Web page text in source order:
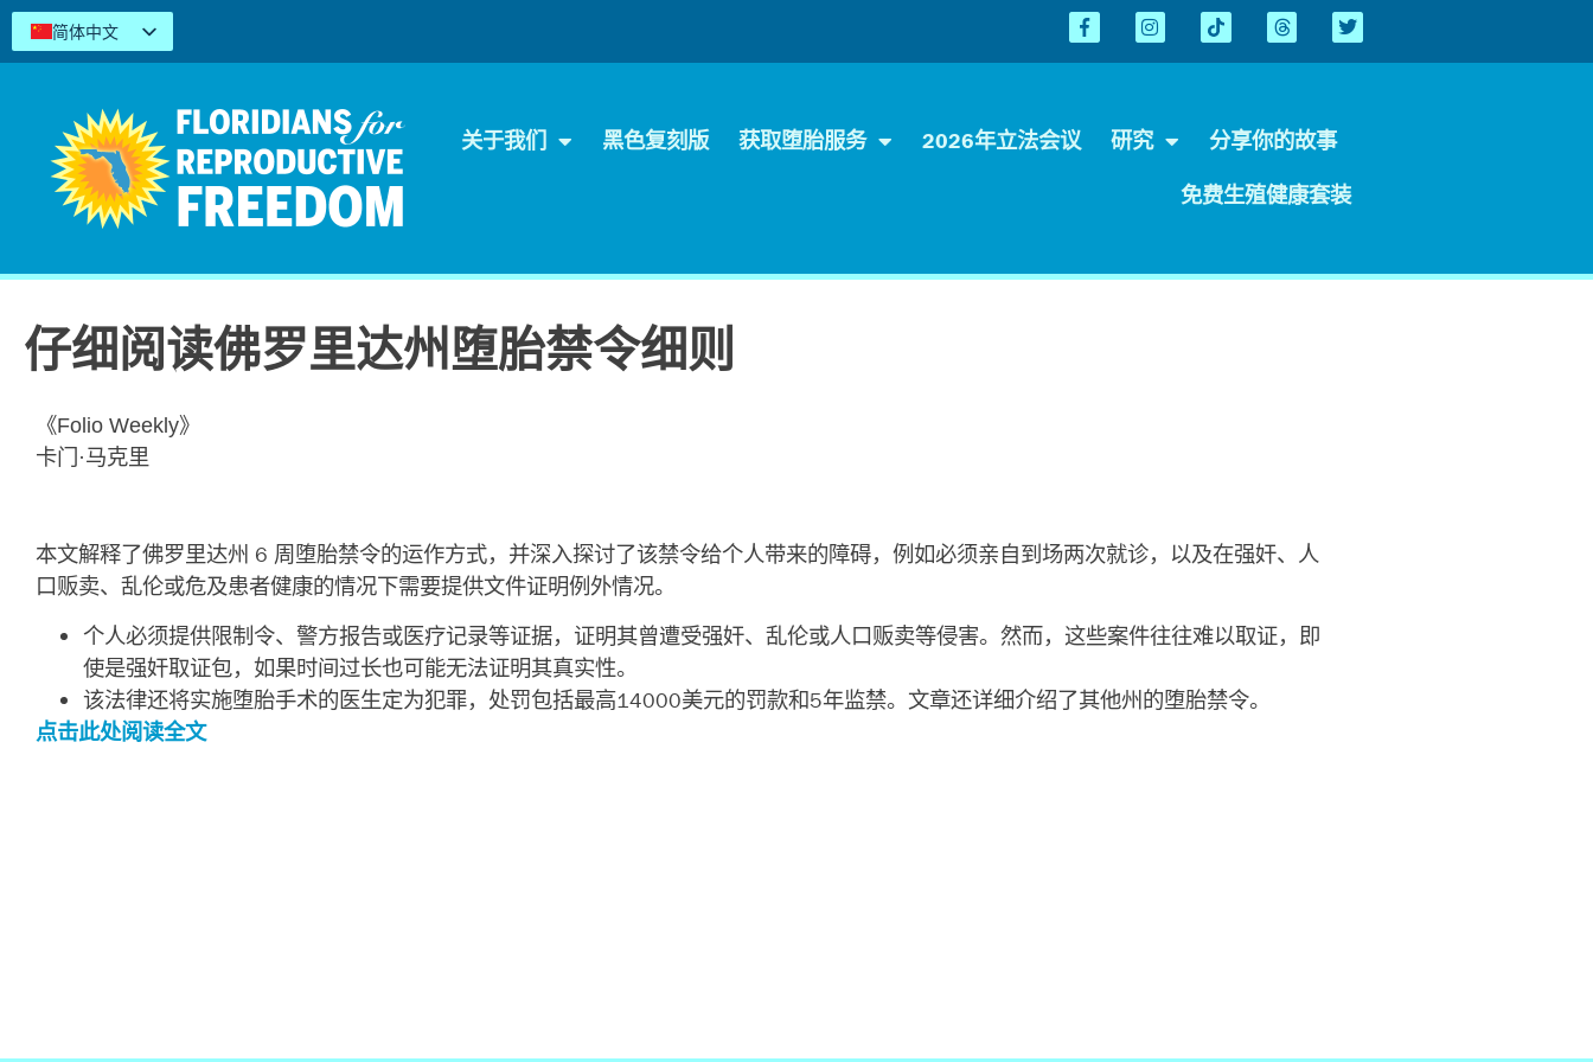
简体中文
English
Kreyòl
Tiếng Việt
العربية
关于我们 黑色复刻版 获取堕胎服务 2026年立法会议 研究
分享你的故事
免费生殖健康套装
仔细阅读佛罗里达州堕胎禁令细则
《Folio Weekly》
卡门·马克里
本文解释了佛罗里达州 6 周堕胎禁令的运作方式，并深入探讨了该禁令给个人带来的障碍，例如必须亲自到场两次就诊，以及在强奸、人
口贩卖、乱伦或危及患者健康的情况下需要提供文件证明例外情况。
个人必须提供限制令、警方报告或医疗记录等证据，证明其曾遭受强奸、乱伦或人口贩卖等侵害。然而，这些案件往往难以取证，即
使是强奸取证包，如果时间过长也可能无法证明其真实性。
该法律还将实施堕胎手术的医生定为犯罪，处罚包括最高14000美元的罚款和5年监禁。文章还详细介绍了其他州的堕胎禁令。
点击此处阅读全文